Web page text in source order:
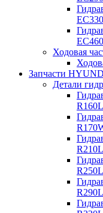
Ходовая
Запчасти
Детали